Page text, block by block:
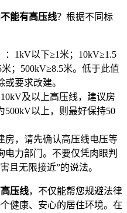
能有高压线？根据不同标
：1kV以下≥1米；10kV≥1.5
；500kV≥8.5米。低于此值
要求改建。
及以上高压线，建议房
500kV以上，则最好保持50
房，请先确认高压线电压等
力部门。不要仅凭肉眼判
且无限接近”的说法。
压线，不仅能帮您规避法律
健康、安心的居住环境。在